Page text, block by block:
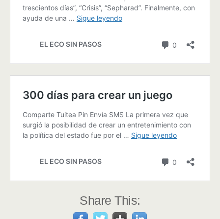
Share This: